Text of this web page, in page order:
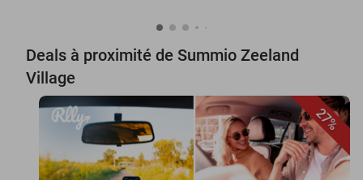
Deals à proximité de Summio Zeeland
Village
27%